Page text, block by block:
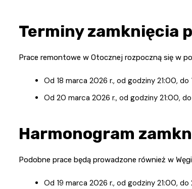
Terminy zamknięcia
Prace remontowe w Otocznej rozpoczną się w
Od 18 marca 2026 r., od godziny 21:00,
Od 20 marca 2026 r., od godziny 21:00,
Harmonogram
Podobne prace będą prowadzone również w
Od 19 marca 2026 r., od godziny 21:00,